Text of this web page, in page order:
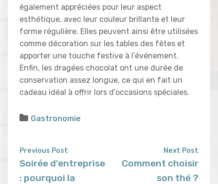
également appréciées pour leur aspect
esthétique, avec leur couleur brillante et leur
forme régulière. Elles peuvent ainsi être utilisées
comme décoration sur les tables des fêtes et
apporter une touche festive à l’événement.
Enfin, les dragées chocolat ont une durée de
conservation assez longue, ce qui en fait un
cadeau idéal à offrir lors d’occasions spéciales.
Gastronomie
Previous Post
Soirée d’entreprise
: pourquoi la
Next Post
Comment choisir
son thé ?